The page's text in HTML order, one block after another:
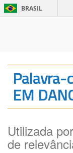
BRASIL
Palavra-
EM
Utilizada
de